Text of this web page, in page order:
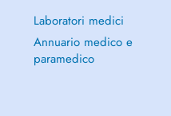
Laboratori medici
Annuario medico e
paramedico